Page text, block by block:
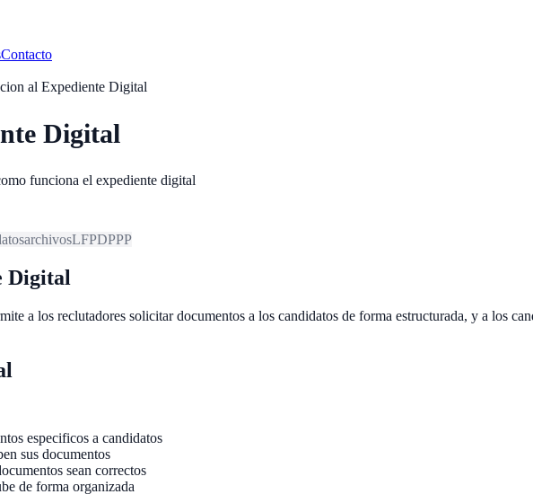
Contacto
al Expediente Digital
Digital
funciona el expediente digital
archivosLFPDPPP
Digital
a los reclutadores solicitar documentos a los candidatos de forma estructurada, y a los
especificos a candidatos
sus documentos
sean correctos
de forma organizada